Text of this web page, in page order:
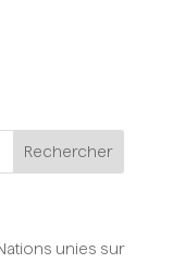
unies sur